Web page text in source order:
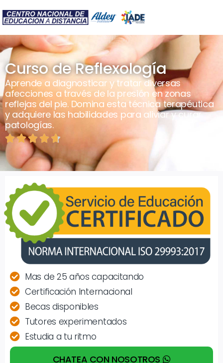
Curso de Reflexología
Aprende a diagnosticar y tratar diversas
afecciones a través de la presión en zonas
reflejas del pie. Domina esta técnica terapéutica
y adquiere las habilidades para aliviar y curar
patologías.
  
Mas de 25 años capacitando
Certificación Internacional
Becas disponibles
Tutores experimentados
Estudia a tu ritmo
CHATEA CON NOSOTROS